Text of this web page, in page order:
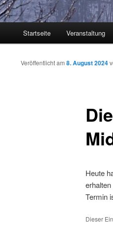
Startseite Veranstaltung
Veröffentlicht am 8. August 2024
Heute
Termin
Dieser